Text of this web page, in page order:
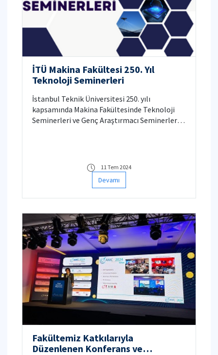
İTÜ Makina Fakültesi 250. Yıl
Teknoloji Seminerleri
İstanbul Teknik Üniversitesi 250. yılı
kapsamında Makina Fakültesinde Teknoloji
Seminerleri ve Genç Araştırmacı Seminerleri
katılımcılarla buluşmaktadır.
11 Tem 2024
Devamı
Fakültemiz Katkılarıyla
Düzenlenen Konferans ve